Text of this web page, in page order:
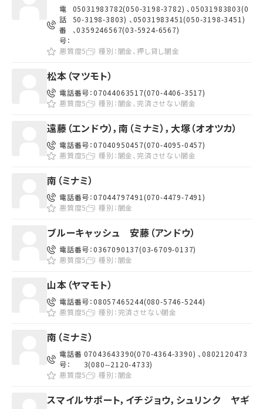
電
話
番
号：
05031983782(050-3198-3782) 、05031983803(0
50-3198-3803) 、05031983451(050-3198-3451)
、0359246567(03-5924-6567)
悪質度5 種別： 闇金、押し貸し闇金
松本（マツモト）
電話番号：07044063517(070-4406-3517)
悪質度5
種別： 闇金、完済させない闇金
遠藤（エンドウ），南（ミナミ），大塚（オオツカ）
電話番号：07040950457(070-4095-0457)
悪質度5
種別： 闇金、完済させない闇金
南（ミナミ）
電話番号：07044797491(070-4479-7491)
悪質度5
種別： 闇金
ブルーキャッシュ 安藤（アンドウ）
電話番号：0367090137(03-6709-0137)
悪質度5
種別： 闇金
山本（ヤマモト）
電話番号：08057465244(080-5746-5244)
悪質度5
種別： 完済させない闇金
南（ミナミ）
電話番
号：
07043643390(070-4364-3390) 、0802120473
3(080--2120-4733)
悪質度5
種別： 闇金
スマイルサポート，イチジョウ，シュリンク ヤギ